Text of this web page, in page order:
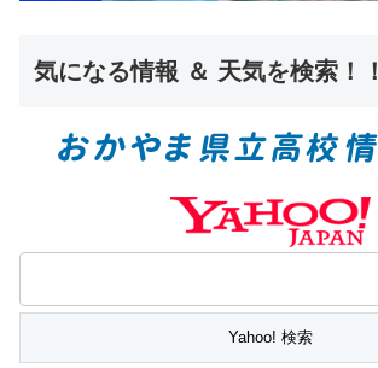
気になる情報 ＆ 天気を検索！！